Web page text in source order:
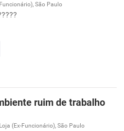
São Paulo
ruim de trabalho
(Ex-Funcionário), São Paulo